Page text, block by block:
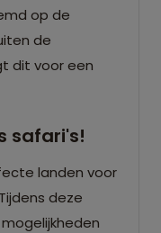
op de
de
dit voor een
safari's!
landen voor
deze